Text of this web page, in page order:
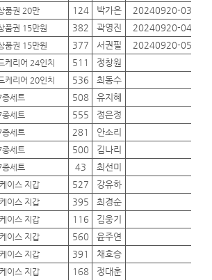
품권 20만 124 박가은 20240920-03
품권 15만원 382 곽영진 20240920-04
품권 15만원 377 서권필 20240920-05
케리어 24인치 511 정창원
케리어 20인치 536 최동수
종세트 508 유지혜
종세트 555 정은정
종세트 281 안소리
종세트 500 김나리
종세트 43 최선미
이스 지갑 527 강유하
이스 지갑 395 최경순
이스 지갑 116 김웅기
이스 지갑 560 윤주연
이스 지갑 391 채호승
이스 지갑 168 정대훈